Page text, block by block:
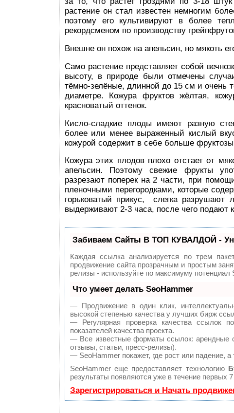
растение он стал известен немногим
поэтому его культивируют в более
рекордсменом по производству
Внешне он похож на апельсин, но мякоть
Само растение представляет собой
высоту, в природе были отмечены
тёмно-зелёные, длинной до 15 см и очень
диаметре. Кожура фруктов жёлтая,
красноватый оттенок.
Кисло-сладкие плоды имеют разную
более или менее выраженный кислый
кожурой содержит в себе больше
Кожура этих плодов плохо отстает от
апельсин. Поэтому свежие фрукты
разрезают поперек на 2 части, при
пленочными перегородками, которые
горьковатый прикус, слегка
выдерживают 2-3 часа, после чего подают
Забиваем Сайты В ТОП КУВАЛДОЙ -
Каждая ссылка анализируется по трем
продвижение сайта прозрачным и простым
релизы - используйте по максимуму
Что умеет делать SeoHammer
— Продвижение в один клик,
высокой степенью качества у лучших бирж
— Регулярная проверка качества ссылок
показателей качества проекта.
— Все известные форматы ссылок: арендные
отзывы, статьи, пресс-релизы).
— SeoHammer покажет, где рост или падение,
SeoHammer еще предоставляет технологию
результаты появляются уже в течение первых
Зарегистрироваться и Начать